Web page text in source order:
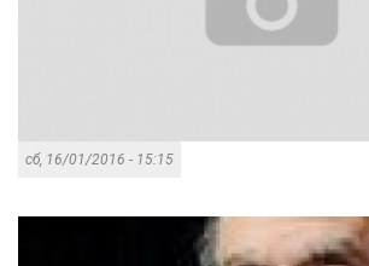
сб, 16/01/2016 - 15:15